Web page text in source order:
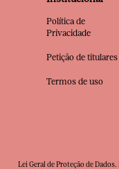
Política de
Privacidade
Petição de titulares
Termos de uso
Lei Geral de Proteção de